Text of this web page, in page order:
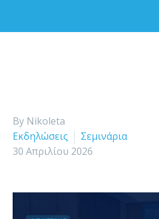
By Nikoleta
Εκδηλώσεις
Σεμινάρια
30 Απριλίου 2026